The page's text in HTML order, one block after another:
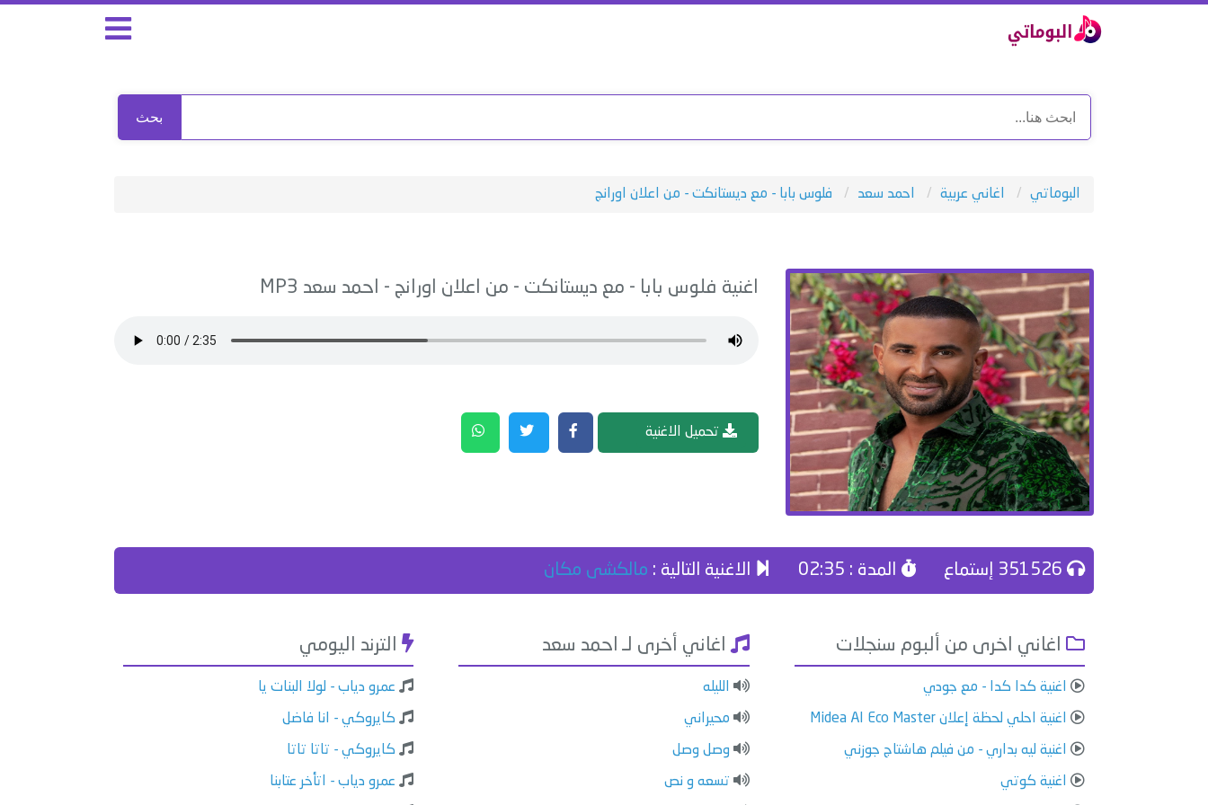
بحث
البوماتي اغاني عربية احمد سعد فلوس بابا - مع ديستانكت - من اعلان اورانج
اغنية فلوس بابا - مع ديستانكت - من اعلان اورانج - احمد سعد
تحميل الاغنية
المدة : 02:35 الاغنية التالية : مالكشى مكان
اغاني اخرى من ألبوم سنجلات
اغنية كدا كدا - مع جودي
اغنية احلي لحظة إعلان Midea AI Eco Master
اغنية ليه بداري - من فيلم هاشتاج جوزني
اغنية كوتي
اغاني أخرى لـ احمد سعد
الليله
محيراني
وصل وصل
تسعه و نص
الترند اليومي
عمرو دياب - لولا البنات يا
كايروكي - انا فاضل
كايروكي - تاتا تاتا
عمرو دياب - اتأخر عتابنا